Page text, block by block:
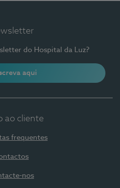
do Hospital da Luz?
aqui
ao cliente
frequentes
nos